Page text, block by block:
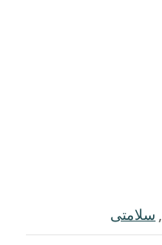
, سلامتی